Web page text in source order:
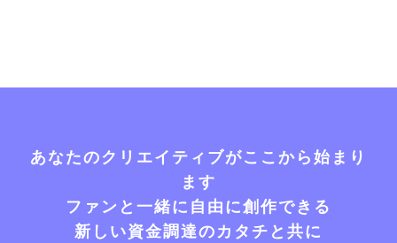
あなたのクリエイティブがここから始まり
ます
ファンと一緒に自由に創作できる
新しい資金調達のカタチと共に